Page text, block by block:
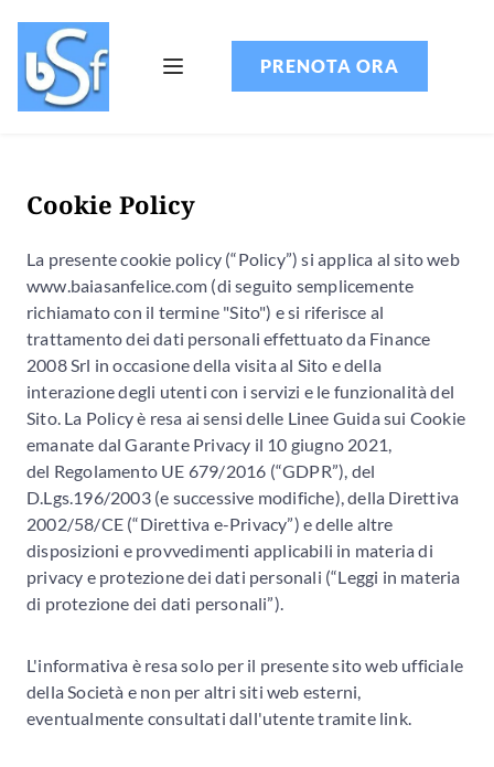
PRENOTA ORA
Cookie Policy
La presente cookie policy (“Policy”) si applica al sito web
www.baiasanfelice.com (di seguito semplicemente
richiamato con il termine "Sito") e si riferisce al
trattamento dei dati personali effettuato da Finance
2008 Srl in occasione della visita al Sito e della
interazione degli utenti con i servizi e le funzionalità del
Sito. La Policy è resa ai sensi delle Linee Guida sui Cookie
emanate dal Garante Privacy il 10 giugno 2021,
del Regolamento UE 679/2016 (“GDPR”), del
D.Lgs.196/2003 (e successive modifiche), della Direttiva
2002/58/CE (“Direttiva e-Privacy”) e delle altre
disposizioni e provvedimenti applicabili in materia di
privacy e protezione dei dati personali (“Leggi in materia
di protezione dei dati personali”).
L'informativa è resa solo per il presente sito web ufficiale
della Società e non per altri siti web esterni,
eventualmente consultati dall'utente tramite link.